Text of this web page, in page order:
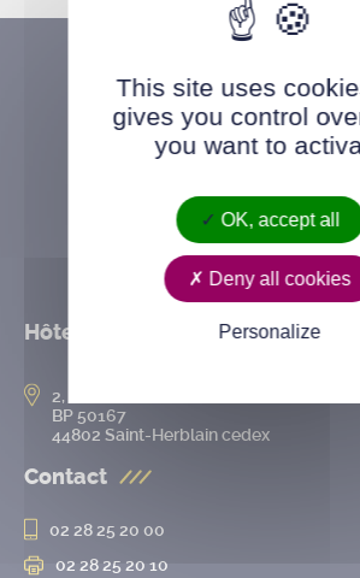
Hôtel de ville
2, rue de l’Hôtel-de-Ville
BP 50167
44802 Saint-Herblain cedex
Contact
02 28 25 20 00
02 28 25 20 10
This site uses
gives you control
you want to
OK, accept all
Deny all cookies
Personalize